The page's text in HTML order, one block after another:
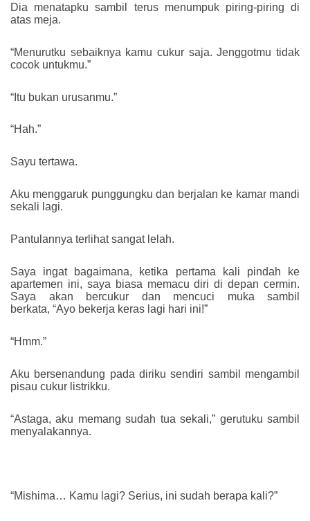
Dia menatapku sambil terus menumpuk piring-piring di
atas meja.
“Menurutku sebaiknya kamu cukur saja. Jenggotmu tidak
cocok untukmu.”
“Itu bukan urusanmu.”
“Hah.”
Sayu tertawa.
Aku menggaruk punggungku dan berjalan ke kamar mandi
sekali lagi.
Pantulannya terlihat sangat lelah.
Saya ingat bagaimana, ketika pertama kali pindah ke
apartemen ini, saya biasa memacu diri di depan cermin.
Saya akan bercukur dan mencuci muka sambil
berkata, “Ayo bekerja keras lagi hari ini!”
“Hmm.”
Aku bersenandung pada diriku sendiri sambil mengambil
pisau cukur listrikku.
“Astaga, aku memang sudah tua sekali,” gerutuku sambil
menyalakannya.
“Mishima… Kamu lagi? Serius, ini sudah berapa kali?”